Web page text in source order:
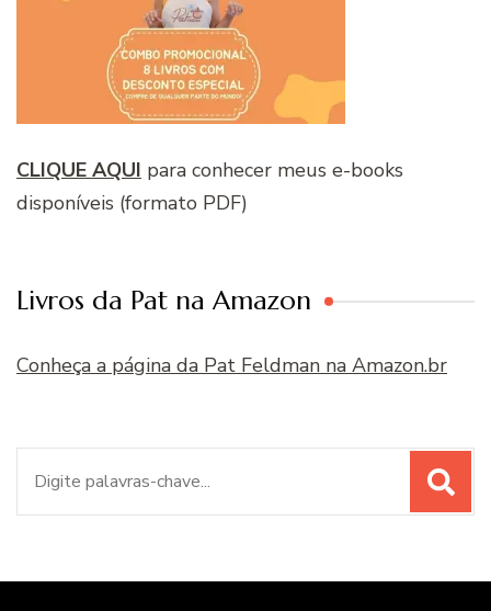
CLIQUE AQUI para conhecer meus e-books
disponíveis (formato PDF)
Livros da Pat na Amazon
Conheça a página da Pat Feldman na Amazon.br